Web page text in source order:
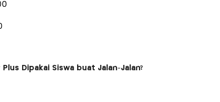
Plus Dipakai Siswa buat Jalan-Jalan?